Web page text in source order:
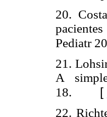
20.
Pediatr
21.
A
18. [
22.